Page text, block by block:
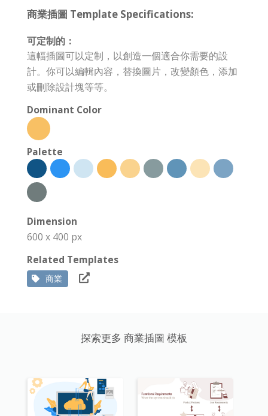
商業插圖 Template Specifications:
可定制的：
這幅插圖可以定制，以創造一個適合你需要的設
計。你可以編輯內容，替換圖片，改變顏色，添加
或刪除設計塊等等。
Dominant Color
Palette
Dimension
600 x 400 px
Related Templates
商業
探索更多 商業插圖 模板